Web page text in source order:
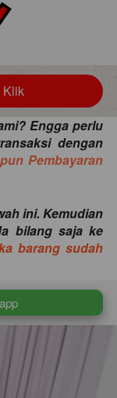
Klik
Engga perlu
dengan
Pembayaran
ini. Kemudian
bilang saja ke
barang sudah